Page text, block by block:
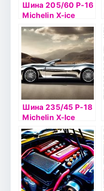
Шина 205/60 Р-16
Michelin X-ice
North 2 96Т шип
Шина 235/45 Р-18
Michelin X-Ice
North 4 98T шип